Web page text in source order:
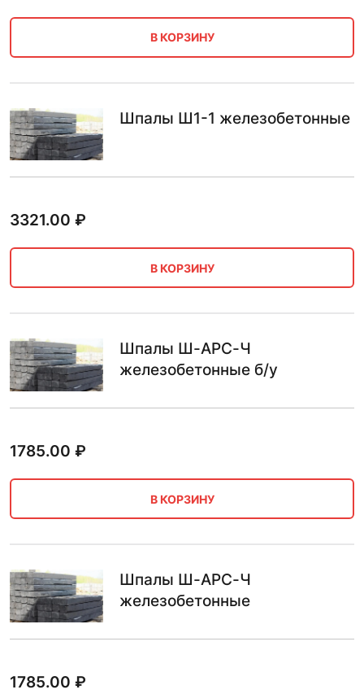
В КОРЗИНУ
Шпалы Ш1-1 железобетонные
3321.00 ₽
В КОРЗИНУ
Шпалы Ш-АРС-Ч
железобетонные б/у
1785.00 ₽
В КОРЗИНУ
Шпалы Ш-АРС-Ч
железобетонные
1785.00 ₽